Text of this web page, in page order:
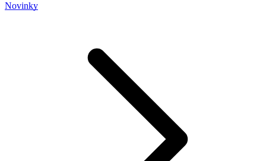
Novinky